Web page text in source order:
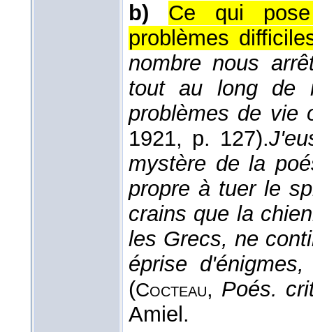
b)
Ce qui
problèmes
nombre nous
tout au long de
problèmes de vie
1921, p. 127).
mystère de la
propre à tuer le
crains que la
les Grecs, ne
éprise
(Cocteau, Poés.
Amiel.